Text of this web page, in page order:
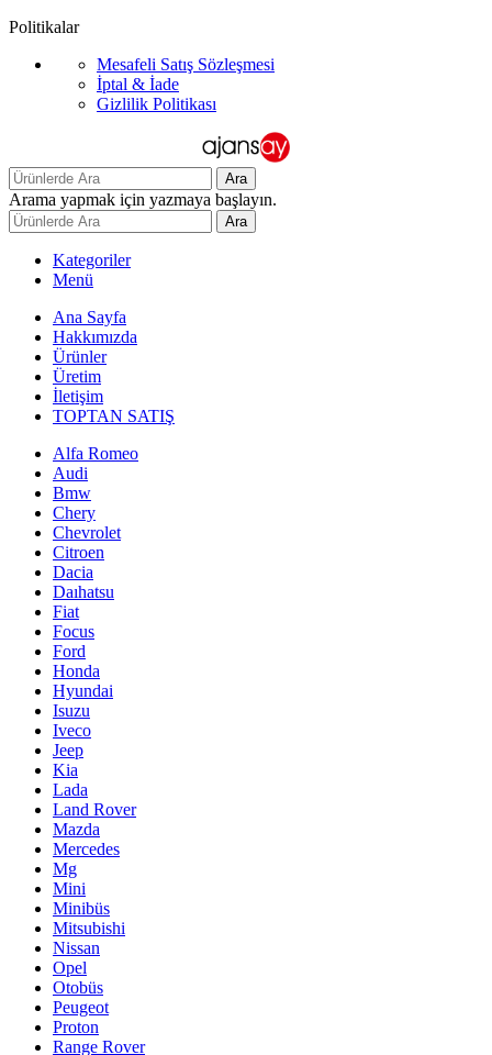
Politikalar
Mesafeli Satış Sözleşmesi
İptal & İade
Gizlilik Politikası
Ara
Arama yapmak için yazmaya başlayın.
Ara
Kategoriler
Menü
Ana Sayfa
Hakkımızda
Ürünler
Üretim
İletişim
TOPTAN SATIŞ
Alfa Romeo
Audi
Bmw
Chery
Chevrolet
Citroen
Dacia
Daıhatsu
Fiat
Focus
Ford
Honda
Hyundai
Isuzu
Iveco
Jeep
Kia
Lada
Land Rover
Mazda
Mercedes
Mg
Mini
Minibüs
Mitsubishi
Nissan
Opel
Otobüs
Peugeot
Proton
Range Rover